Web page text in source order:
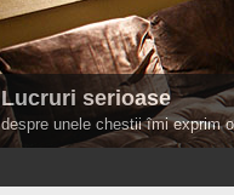
Lucruri serioase
despre unele chestii îmi exprim